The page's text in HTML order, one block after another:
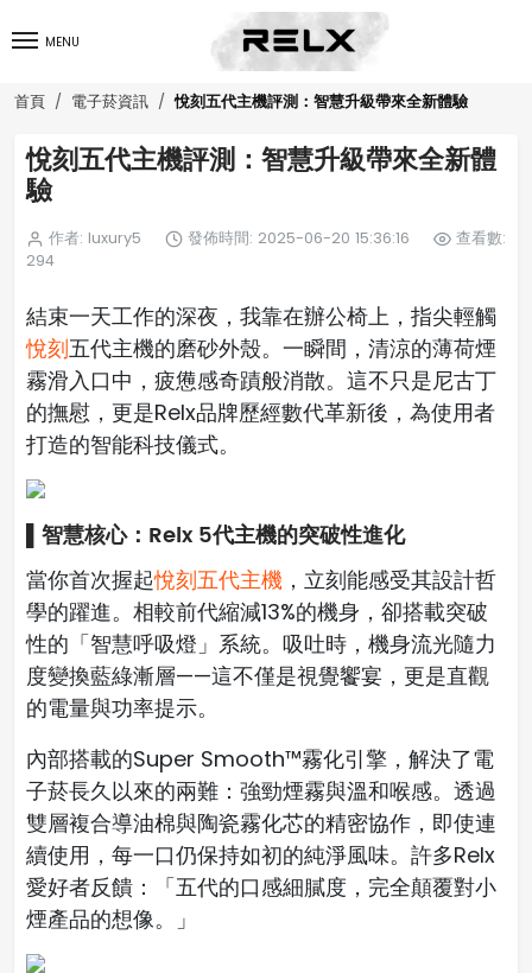
MENU
首頁 電子菸資訊 悅刻五代主機評測：智慧升級帶來全新體驗
悅刻五代主機評測：智慧升級帶來全新體
驗
作者: luxury5 發佈時間: 2025-06-20 15:36:16
查看數:
294
結束一天工作的深夜，我靠在辦公椅上，指尖輕觸
悅刻五代主機的磨砂外殼。一瞬間，清涼的薄荷煙
霧滑入口中，疲憊感奇蹟般消散。這不只是尼古丁
的撫慰，更是Relx品牌歷經數代革新後，為使用者
打造的智能科技儀式。
▌智慧核心：Relx 5代主機的突破性進化
當你首次握起悅刻五代主機 ，立刻能感受其設計哲
學的躍進。相較前代縮減13%的機身，卻搭載突破
性的「智慧呼吸燈」系統。吸吐時，機身流光隨力
度變換藍綠漸層——這不僅是視覺饗宴，更是直觀
的電量與功率提示。
內部搭載的Super Smooth™霧化引擎，解決了電
子菸長久以來的兩難：強勁煙霧與溫和喉感。透過
雙層複合導油棉與陶瓷霧化芯的精密協作，即使連
續使用，每一口仍保持如初的純淨風味。許多Relx
愛好者反饋：「五代的口感細膩度，完全顛覆對小
煙產品的想像。」